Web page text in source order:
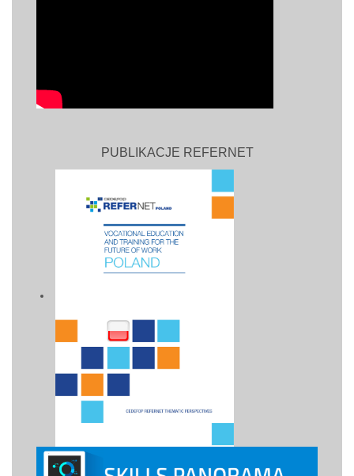
PUBLIKACJE REFERNET